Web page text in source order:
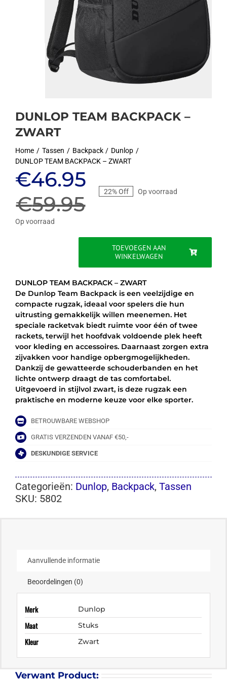
DUNLOP TEAM BACKPACK –
ZWART
Home Tassen Backpack
Dunlop
DUNLOP TEAM BACKPACK – ZWART
€59.95
Oorspronkelijke
prijs
was:
€59.95.
€46.95
Huidige
prijs
is:
€46.95.
22% Off Op voorraad
Op voorraad
ZWART
TOEVOEGEN AAN
WINKELWAGEN
DUNLOP TEAM BACKPACK – ZWART
De Dunlop Team Backpack is een veelzijdige en
compacte rugzak, ideaal voor spelers die hun
uitrusting gemakkelijk willen meenemen. Het
speciale racketvak biedt ruimte voor één of twee
rackets, terwijl het hoofdvak voldoende plek heeft
voor kleding en accessoires. Daarnaast zorgen extra
zijvakken voor handige opbergmogelijkheden.
Dankzij de gewatteerde schouderbanden en het
lichte ontwerp draagt de tas comfortabel.
Uitgevoerd in stijlvol zwart, is deze rugzak een
praktische en moderne keuze voor elke sporter.
BETROUWBARE WEBSHOP
GRATIS VERZENDEN VANAF €50,-
DESKUNDIGE SERVICE
Categorieën: Dunlop, Backpack, Tassen
SKU: 5802
Aanvullende informatie
Beoordelingen (0)
Merk Dunlop
Maat Stuks
Kleur Zwart
Verwant Product: